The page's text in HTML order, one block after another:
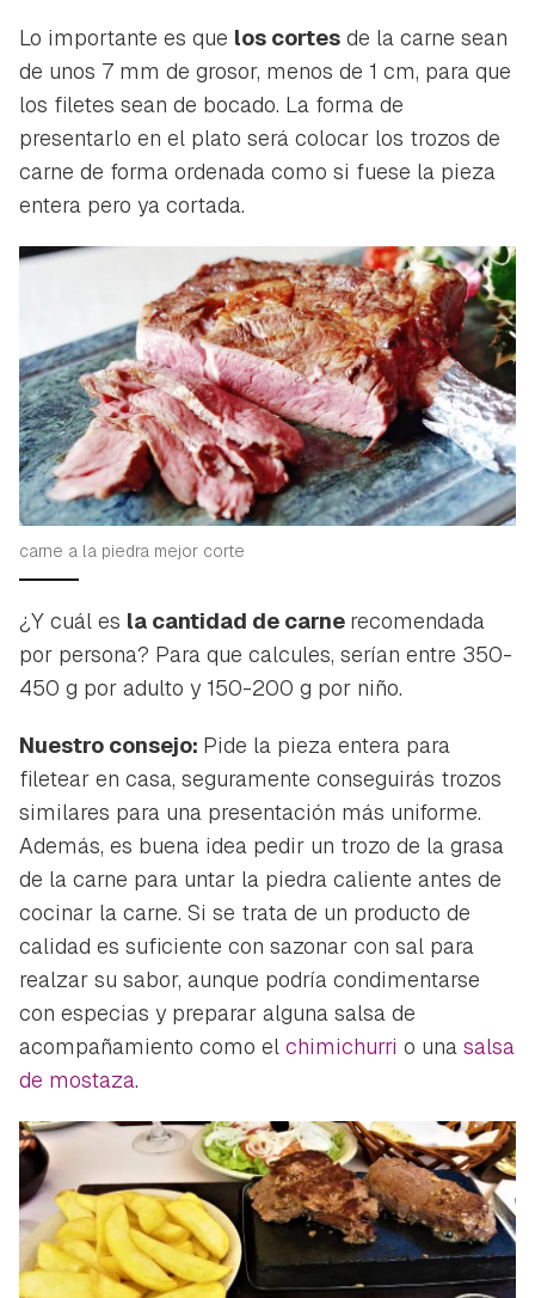
Lo importante es que los cortes de la carne sean
de unos 7 mm de grosor, menos de 1 cm, para que
los filetes sean de bocado. La forma de
presentarlo en el plato será colocar los trozos de
carne de forma ordenada como si fuese la pieza
entera pero ya cortada.
carne a la piedra mejor corte
¿Y cuál es la cantidad de carne recomendada
por persona? Para que calcules, serían entre 350-
450 g por adulto y 150-200 g por niño.
Nuestro consejo: Pide la pieza entera para
filetear en casa, seguramente conseguirás trozos
similares para una presentación más uniforme.
Además, es buena idea pedir un trozo de la grasa
de la carne para untar la piedra caliente antes de
cocinar la carne. Si se trata de un producto de
calidad es suficiente con sazonar con sal para
realzar su sabor, aunque podría condimentarse
con especias y preparar alguna salsa de
acompañamiento como el chimichurri o una salsa
de mostaza.